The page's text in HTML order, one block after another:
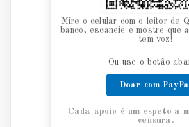
Mire o celular com o leitor de
banco, escaneie e mostre que
tem voz!
Ou use o botão
Doar com
Cada apoio é um espeto a
censura.